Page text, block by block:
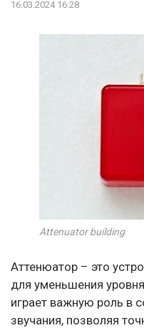
16.03.2024 16:28
Attenuator building
Аттенюатор – это
для уменьшения
играет важную роль в
звучания, позволяя